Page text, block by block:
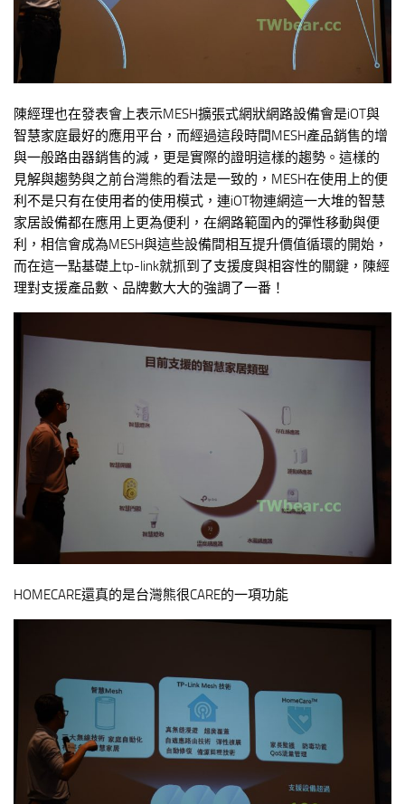
陳經理也在發表會上表示MESH擴張式網狀網路設備會是iOT與
智慧家庭最好的應用平台，而經過這段時間MESH產品銷售的增
與一般路由器銷售的減，更是實際的證明這樣的趨勢。這樣的
見解與趨勢與之前台灣熊的看法是一致的，MESH在使用上的便
利不是只有在使用者的使用模式，連iOT物連網這一大堆的智慧
家居設備都在應用上更為便利，在網路範圍內的彈性移動與便
利，相信會成為MESH與這些設備間相互提升價值循環的開始，
而在這一點基礎上tp-link就抓到了支援度與相容性的關鍵，陳經
理對支援產品數、品牌數大大的強調了一番！
HOMECARE還真的是台灣熊很CARE的一項功能